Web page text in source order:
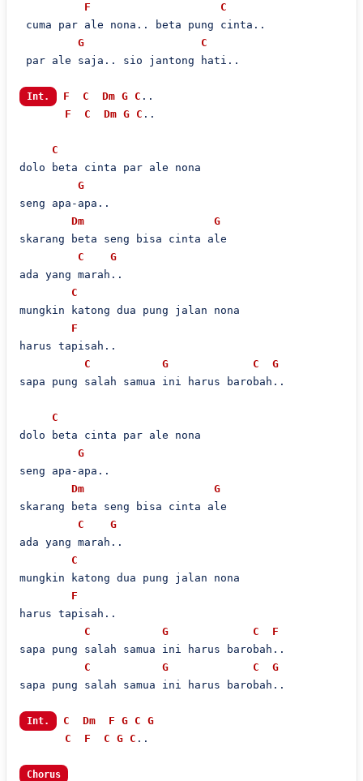
F
C
cuma par ale nona.. beta pung cinta..
G
C
par ale saja.. sio jantong hati..
Int. F C Dm G C ..
F
C Dm G C ..
C
dolo beta cinta par ale nona
G
seng apa-apa..
Dm
G
skarang beta seng bisa cinta ale
C
G
ada yang marah..
C
mungkin katong dua pung jalan nona
F
harus tapisah..
C
G C
G
sapa pung salah samua ini harus barobah..
C
dolo beta cinta par ale nona
G
seng apa-apa..
Dm
G
skarang beta seng bisa cinta ale
C
G
ada yang marah..
C
mungkin katong dua pung jalan nona
F
harus tapisah..
C
G C
F
sapa pung salah samua ini harus barobah..
C
G C
G
sapa pung salah samua ini harus barobah..
Int. C Dm F G C G
C
F C G C ..
Chorus